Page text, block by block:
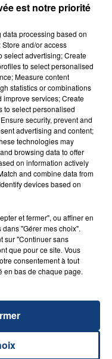
UNE FEMME ET
LA...
feu après avoir
de trois mois
SE FAIRE
DE LA...
la clinique qui a
ses
est notre priorité
processing based on
and/or access
select advertising; Create
to select personalised
Measure content
statistics or combinations
improve services; Create
to select personalised
security, prevent and
advertising and content;
technologies may
browsing data to offer
on information actively
and combine data from
devices based on
et fermer", ou affiner en
"Gérer mes choix".
sur "Continuer sans
que pour ce site. Vous
consentement à tout
en bas de chaque page.